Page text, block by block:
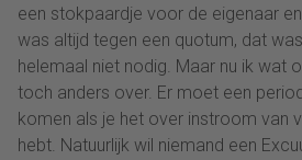
een stokpaardje voor de eigenaar en
was altijd tegen een quotum, dat
helemaal niet nodig. Maar nu ik wat
toch anders over. Er moet een
komen als je het over instroom van
hebt. Natuurlijk wil niemand een